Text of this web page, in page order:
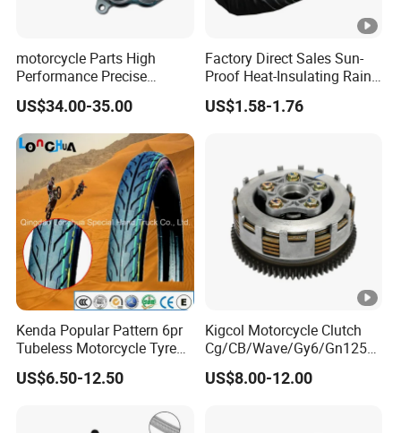
motorcycle Parts High
Performance Precise
Motorcycle Accessories
Brake Caliper Piston 4-
30*15 Motorcycle Brake
Caliper for Universal
Motorcycle Spare Parts
US$34.00-35.00
Factory Direct Sales Sun-
Proof Heat-Insulating Rain-
Proof Oxford Cloth
Lightweight Durable
US$1.58-1.76
Kenda Popular Pattern 6pr
Tubeless Motorcycle Tyre
(60/70-17)
US$6.50-12.50
Kigcol Motorcycle Clutch
Cg/CB/Wave/Gy6/Gn125/P
ulsar/Fz Motorcycle Spare
Part OEM Accessories for
US$8.00-12.00